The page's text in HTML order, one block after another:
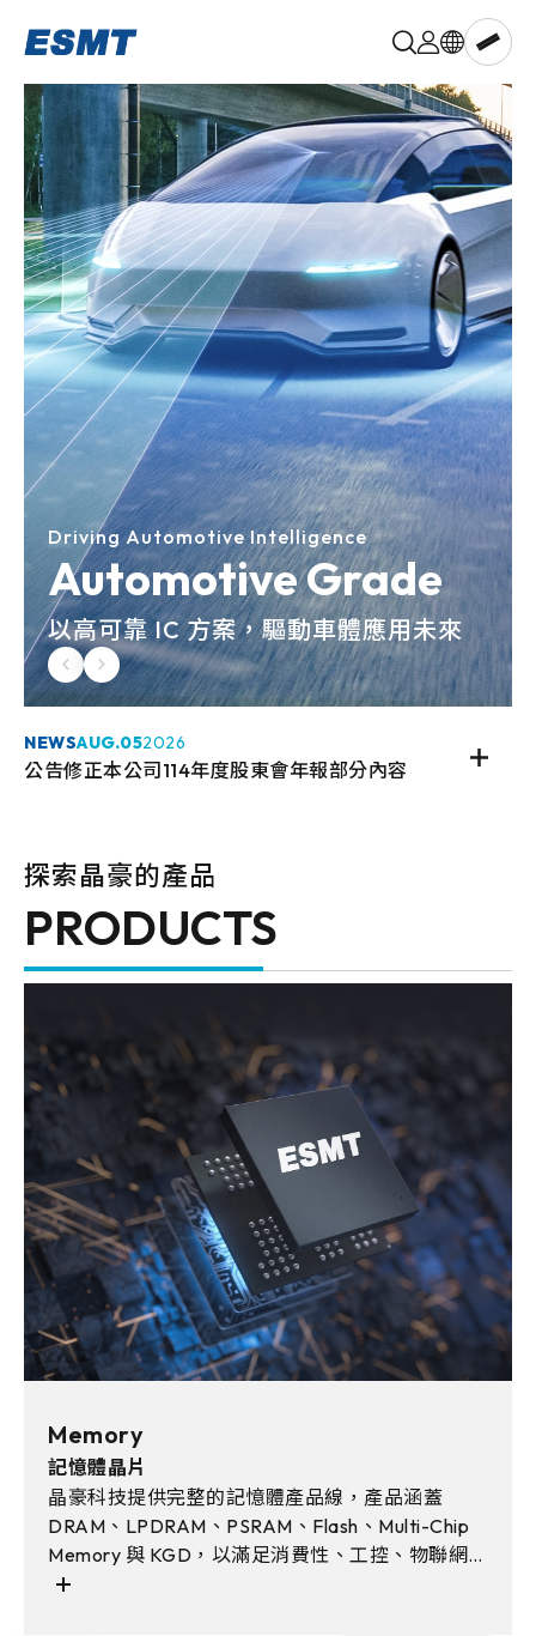
Memory
aiPIM™
DRAM
LPDRAM
PSRAM
NOR
Flash
NAND
Flash
Multi-
chip
Memory
Known
Good
Die
Driving Automotive Intelligence
Automotive Grade
以高可靠 IC 方案，驅動車體應用未來
NEWSAUG.052026
公告修正本公司114年度股東會年報部分內容
探索晶豪的產品
PRODUCTS
Memory
記憶體晶片
晶豪科技提供完整的記憶體產品線，產品涵蓋
DRAM、LPDRAM、PSRAM、Flash、Multi-Chip
Memory 與 KGD，以滿足消費性、工控、物聯網、
車用電子與AI邊緣運算等多元應用需求。且透過彈